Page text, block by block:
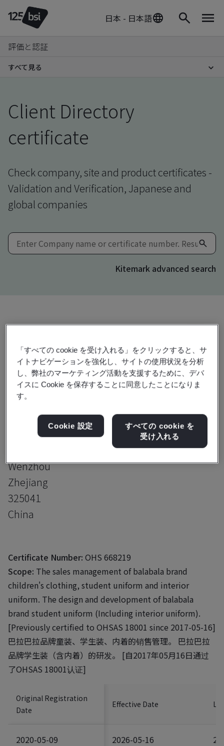
日本 - 日本語
評価と認証
すべて見る
Client Directory
certificate
Check company, site and product certificates -
Validation and Verification, Japanese and
global companies
Kitemark advanced search
ISO 45001:2018
Zhejiang Semir Garment Co., Ltd.
98 Nanhui Road LouQiao Industrial Park
Wenzhou
Zhejiang
325041
China
Certificate Number: OHS 668219
Scope: The sales management of balabala brand
children's clothing, student uniform and interior
uniform. The design and development of balabala
brand student uniform (Including interior uniform).
[Previously certified to OHSAS 18001 since 2017-05-16]
巴拉巴拉品牌童装、学生装、内着的销售管理。 巴拉巴拉
品牌学生装（含内着）的研发。 [自2017年05月16日通过
了OHSAS 18001认证]
Original Registration
Date
Effective Date
2020-05-09 2026-05-16
「すべての cookie を受け入れる」をクリックすると、サ
イトナビゲーションを強化し、サイトの使用状況を分析
し、弊社のマーケティング活動を支援するために、デバ
イスに Cookie を保存することに同意したことになりま
す。
Cookie 設定
すべての cookie を
受け入れる